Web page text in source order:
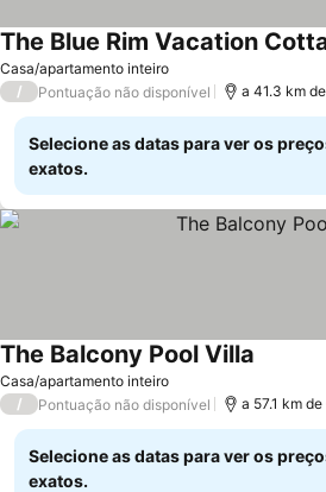
Casa/apartamento inteiro
The Blue Rim Vacation
/ Pontuação não disponível a 41.3 km
Selecione as datas para ver os
exatos.
Casa/apartamento inteiro
The Balcony Pool Villa
/ Pontuação não disponível a 57.1 km
Selecione as datas para ver os
exatos.